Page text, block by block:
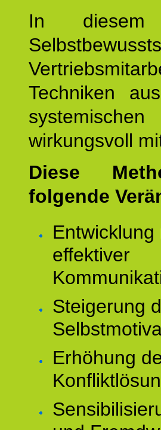
In diesem
Techniken
wirkungsvoll
Diese
folgende
effektiver
Steigerung
Erhöhung